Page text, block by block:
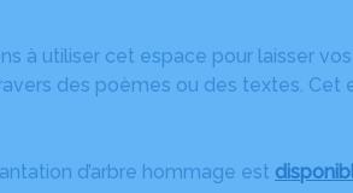
à utiliser cet espace pour laisser
des poèmes ou des textes. Cet
d’arbre hommage est